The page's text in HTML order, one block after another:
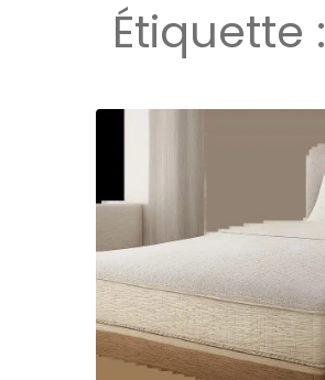
Étiquette :